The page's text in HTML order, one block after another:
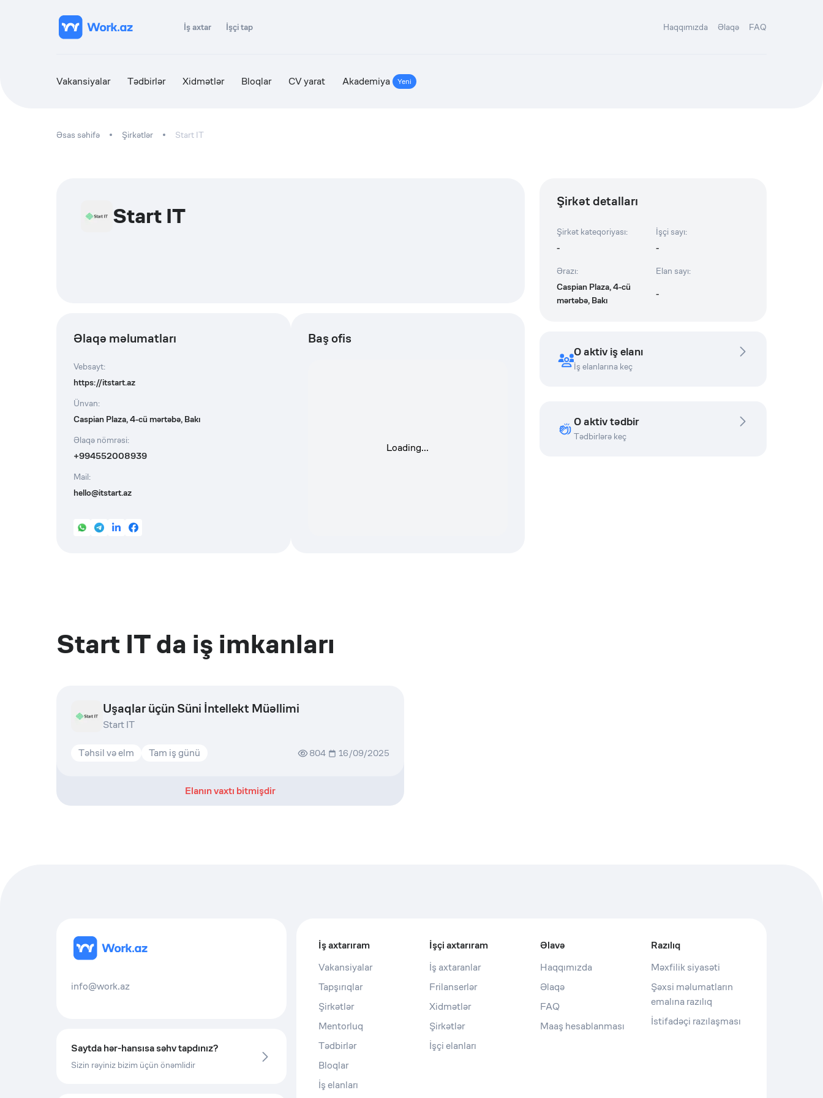
İş axtar İşçi tap Haqqımızda Əlaqə FAQ
Vakansiyalar Tədbirlər Xidmətlər Bloqlar CV yarat Akademiya Yeni
Əsas səhifə Şirkətlər Start IT
Start IT
Əlaqə məlumatları
Vebsayt:
https://itstart.az
Ünvan:
Caspian Plaza, 4-cü mərtəbə, Bakı
Əlaqə nömrəsi:
+994552008939
Mail:
hello@itstart.az
Baş ofis
Loading...
Şirkət detalları
Şirkət kateqoriyası:
-
İşçi sayı:
-
Ərazı:
Caspian Plaza, 4-cü
mərtəbə, Bakı
Elan sayı:
-
0 aktiv iş elanı
İş elanlarına keç
0 aktiv tədbir
Tədbirlərə keç
Start ITda iş imkanları
Uşaqlar üçün Süni İntellekt Müəllimi
Start IT
Təhsil və elm Tam iş günü 804 16/09/2025
Elanın vaxtı bitmişdir
info@work.az
Saytda hər-hansısa səhv tapdınız?
Sizin rəyiniz bizim üçün önəmlidir
İş axtarıram
Vakansiyalar
Tapşırıqlar
Şirkətlər
Mentorluq
Tədbirlər
Bloqlar
İş elanları
İşçi axtarıram
İş axtaranlar
Frilanserlər
Xidmətlər
Şirkətlər
İşçi elanları
Əlavə
Haqqımızda
Əlaqə
FAQ
Maaş hesablanması
Razılıq
Məxfilik siyasəti
Şəxsi məlumatların
emalına razılıq
İstifadəçi razılaşması